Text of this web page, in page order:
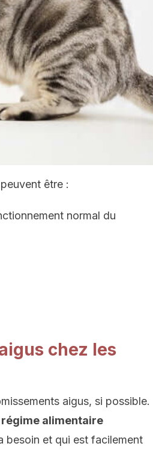
être :
normal du
chez les
aigus, si possible.
alimentaire
besoin et qui est facilement